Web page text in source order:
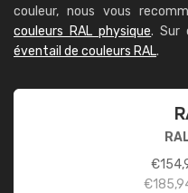
couleur, nous vous
couleurs RAL physique. Sur
éventail de couleurs RAL.
€
€